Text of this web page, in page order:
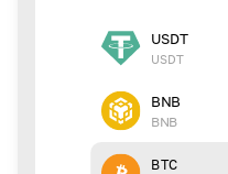
USDT
USDT
BNB
BNB
BTC